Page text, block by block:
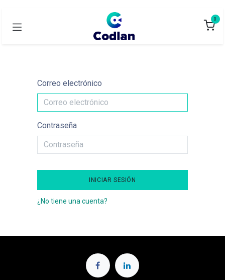
0
Correo electrónico
Contraseña
INICIAR SESIÓN
¿No tiene una cuenta?